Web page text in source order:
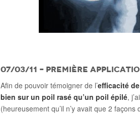
07/03/11 – Première
Afin de pouvoir témoigner de l’efficacité
bien sur un poil rasé qu’un poil épilé,
(heureusement qu’il n’y avait que 2